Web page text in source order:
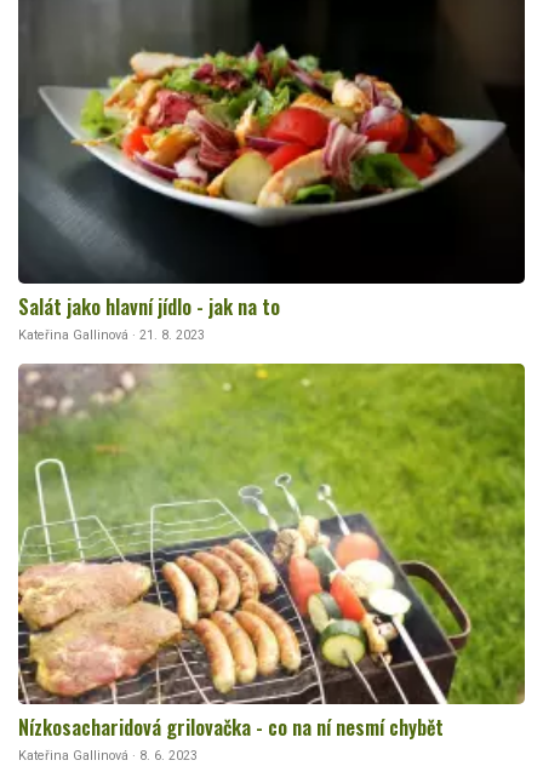
Salát jako hlavní jídlo - jak na to
Kateřina Gallinová · 21. 8. 2023
Nízkosacharidová grilovačka - co na ní nesmí chybět
Kateřina Gallinová · 8. 6. 2023